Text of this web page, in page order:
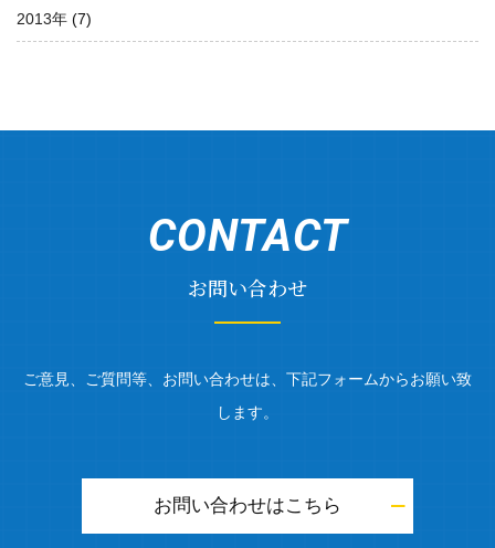
2013年 (7)
CONTACT
お問い合わせ
ご意見、ご質問等、お問い合わせは、下記フォームからお願い致
します。
お問い合わせはこちら